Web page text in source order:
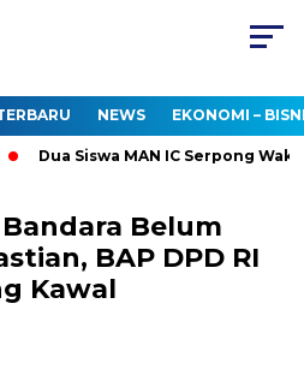
NEWS EKONOMI –
Dua Siswa MAN IC Serpong Wakili
Belum
BAP DPD RI
Kawal